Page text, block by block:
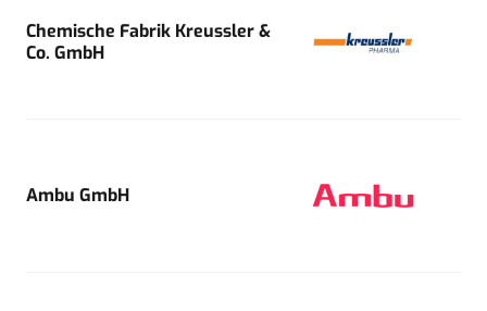
Chemische Fabrik Kreussler &
Co. GmbH
Ambu GmbH